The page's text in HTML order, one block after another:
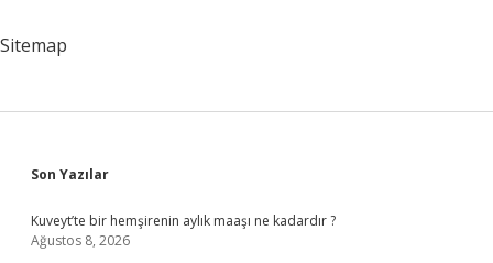
Sitemap
Sidebar
Son Yazılar
Kuveyt’te bir hemşirenin aylık maaşı ne kadardır ?
Ağustos 8, 2026